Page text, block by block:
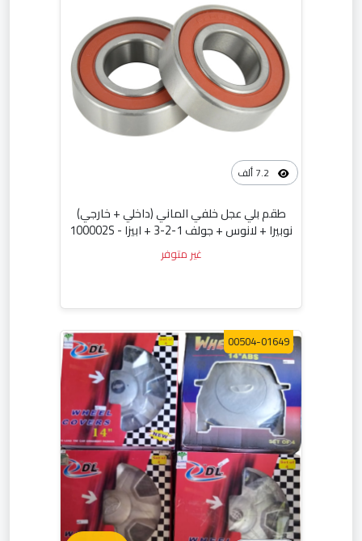
طقم بلي عجل خلفي الماني (داخلي + خارجي)
نوبيرا + لانوس + جولف 1-2-3 + ابيزا - 100002S
غير متوفر
00504-01649